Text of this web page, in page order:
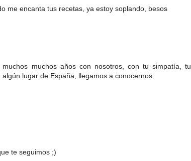
me encanta tus recetas, ya estoy soplando, besos
muchos años con nosotros, con tu simpatía, tu
lugar de España, llegamos a conocernos.
te seguimos ;)